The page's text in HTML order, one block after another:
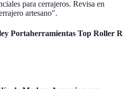
para cerrajeros. Revisa en
artesano".
Portaherramientas Top Roller R